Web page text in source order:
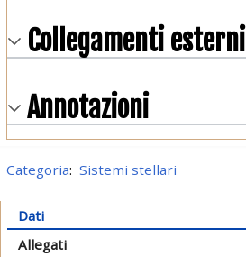
Collegamenti esterni
Annotazioni
Categoria: Sistemi stellari
Dati
Allegati